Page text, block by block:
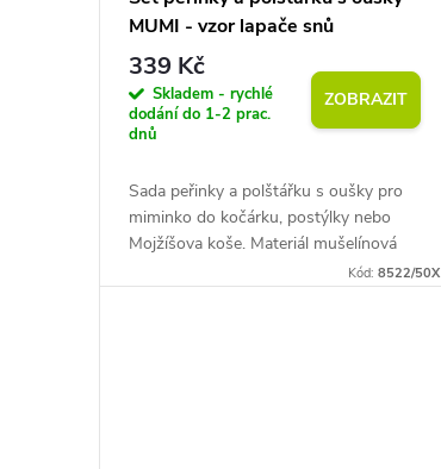
k
MUMI - vzor lapače snů
339 Kč
Skladem - rychlé
dodání do 1-2 prac.
dnů
ZOBRAZIT
Sada peřinky a polštářku s oušky pro
miminko do kočárku, postýlky nebo
Mojžíšova koše. Materiál mušelínová
bavlna zajišťující tepelný komfort a
Kód:8522/50X